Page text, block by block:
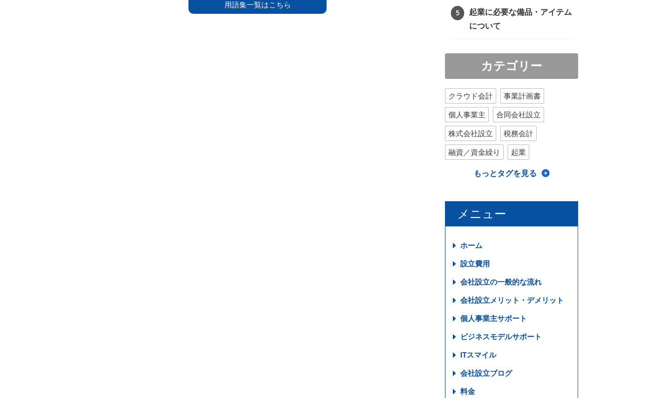
用語集一覧はこちら
法！
起業に必要な備品・アイテム
について
カテゴリー
クラウド会計 事業計画書
個人事業主 合同会社設立
株式会社設立 税務会計
融資／資金繰り 起業
もっとタグを見る
メニュー
ホーム
設立費用
会社設立の一般的な流れ
会社設立メリット・デメリット
個人事業主サポート
ビジネスモデルサポート
ITスマイル
会社設立ブログ
料金